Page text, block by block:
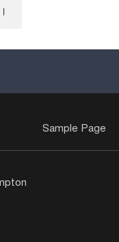
Sample Page